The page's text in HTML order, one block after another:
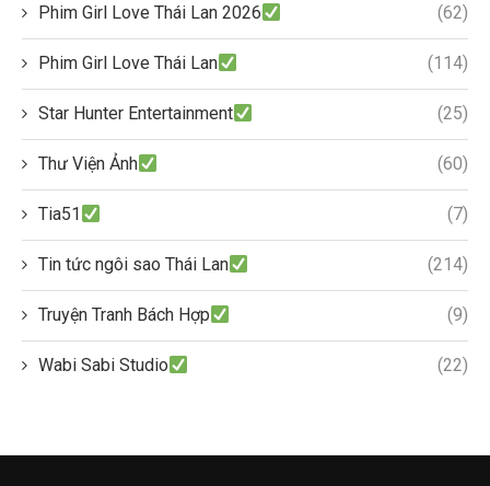
Phim Girl Love Thái Lan 2026 (62)
Phim Girl Love Thái Lan (114)
Star Hunter Entertainment (25)
Thư Viện Ảnh (60)
Tia51 (7)
Tin tức ngôi sao Thái Lan (214)
Truyện Tranh Bách Hợp (9)
Wabi Sabi Studio (22)